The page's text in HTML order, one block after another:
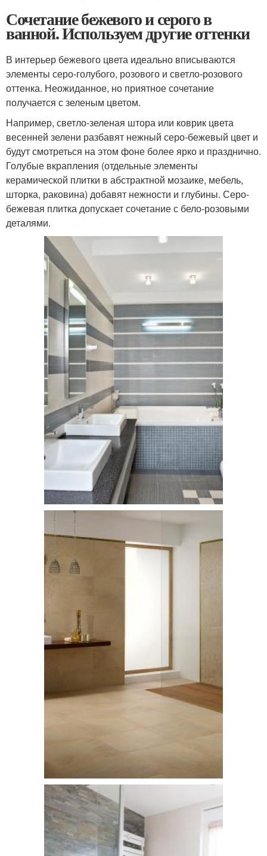
Сочетание бежевого и серого в
ванной. Используем другие оттенки
В интерьер бежевого цвета идеально вписываются
элементы серо-голубого, розового и светло-розового
оттенка. Неожиданное, но приятное сочетание
получается с зеленым цветом.
Например, светло-зеленая штора или коврик цвета
весенней зелени разбавят нежный серо-бежевый цвет и
будут смотреться на этом фоне более ярко и празднично.
Голубые вкрапления (отдельные элементы
керамической плитки в абстрактной мозаике, мебель,
шторка, раковина) добавят нежности и глубины. Серо-
бежевая плитка допускает сочетание с бело-розовыми
деталями.